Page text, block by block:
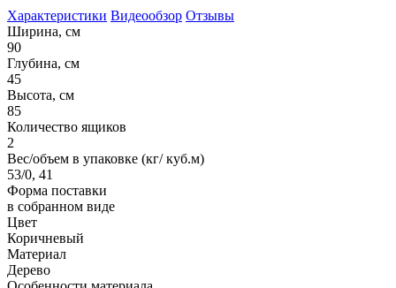
Характеристики Видеообзор Отзывы
Ширина, см
90
Глубина, см
45
Высота, см
85
Количество ящиков
2
Вес/объем в упаковке (кг/ куб.м)
53/0, 41
Форма поставки
в собранном виде
Цвет
Коричневый
Материал
Дерево